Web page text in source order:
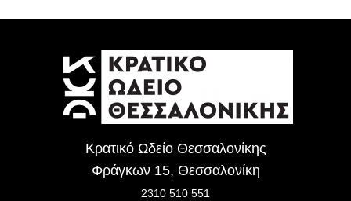
Κρατικό Ωδείο Θεσσαλονίκης
Φράγκων 15, Θεσσαλονίκη
2310 510 551